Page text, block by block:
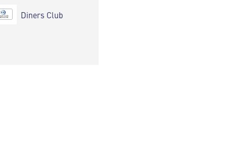
Diners Club